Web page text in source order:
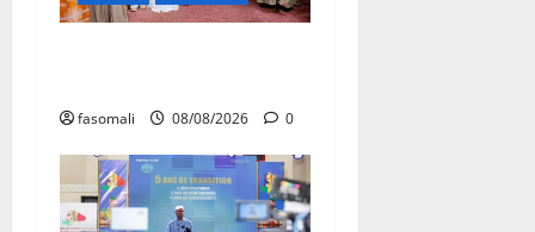
fasomali 08/08/2026 0